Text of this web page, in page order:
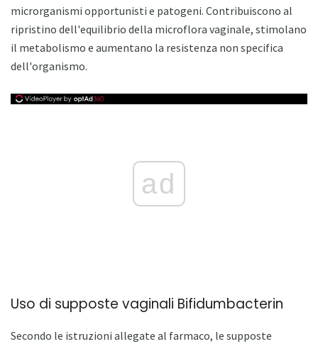
microrganismi opportunisti e patogeni. Contribuiscono al
ripristino dell'equilibrio della microflora vaginale, stimolano
il metabolismo e aumentano la resistenza non specifica
dell'organismo.
ad
Uso di supposte vaginali Bifidumbacterin
Secondo le istruzioni allegate al farmaco, le supposte